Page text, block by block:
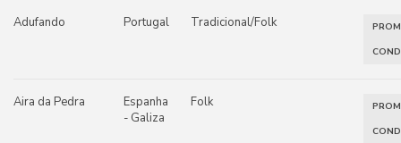
Adufando Portugal Tradicional/Folk
Aira da Pedra
Espanha
- Galiza
Folk